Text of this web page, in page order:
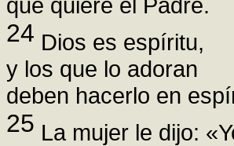
que quiere el Padre.
24 Dios es espíritu,
y los que lo adoran
deben hacerlo en
25 La mujer le dijo: